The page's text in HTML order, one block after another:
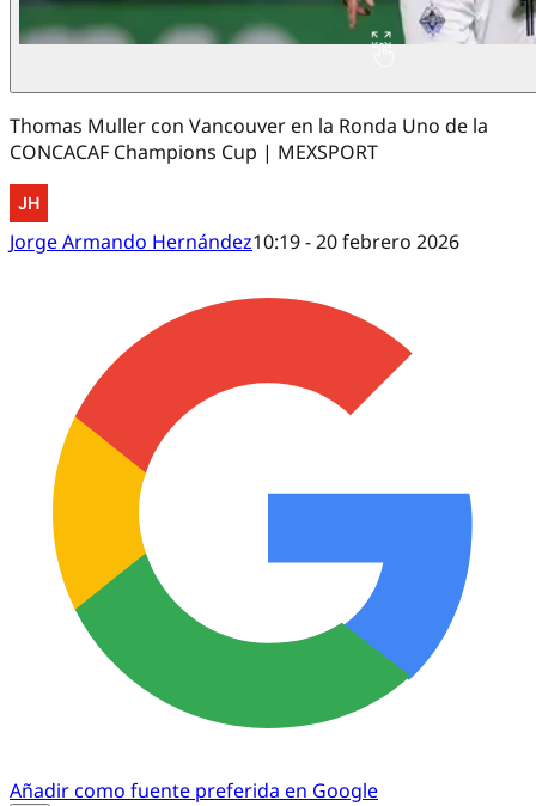
Thomas Muller con Vancouver en la Ronda Uno de la
CONCACAF Champions Cup | MEXSPORT
Jorge Armando Hernández10:19 - 20 febrero 2026
Añadir como fuente preferida en Google